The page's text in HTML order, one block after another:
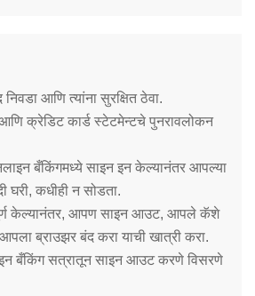
आणि त्यांना सुरक्षित ठेवा.
क्रेडिट कार्ड स्टेटमेन्टचे पुनरावलोकन
बँकिंगमध्ये साइन इन केल्यानंतर आपल्या
घरी, कधीही न सोडता.
केल्यानंतर, आपण साइन आउट, आपले कॅशे
ब्राउझर बंद करा याची खात्री करा.
बँकिंग सत्रातून साइन आउट करणे विसरणे